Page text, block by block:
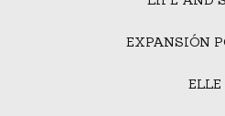
EXPANSIÓN
ELLE